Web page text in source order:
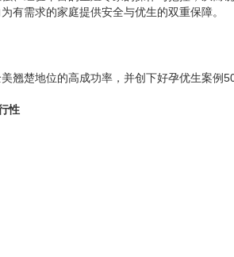
有需求的家庭提供安全与优生的双重保障。
翘楚地位的高成功率，并创下好孕优生案
性